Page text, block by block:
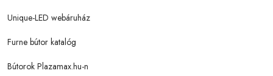
Unique-LED webáruház
Furne bútor katalóg
Bútorok Plazamax.hu-n